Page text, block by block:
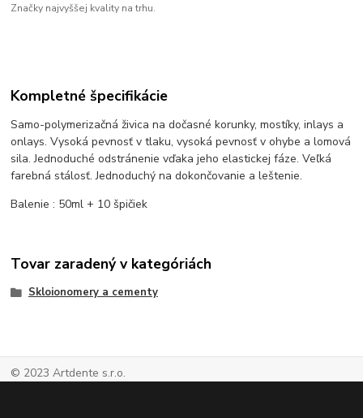
Značky najvyššej kvality na trhu.
Kompletné špecifikácie
Samo-polymerizačná živica na dočasné korunky, mostíky, inlays a
onlays. Vysoká pevnosť v tlaku, vysoká pevnosť v ohybe a lomová
sila. Jednoduché odstránenie vďaka jeho elastickej fáze. Veľká
farebná stálosť. Jednoduchý na dokončovanie a leštenie.
Balenie : 50ml + 10 špičiek
Tovar zaradený v kategóriách
Skloionomery a cementy
© 2023 Artdente s.r.o.